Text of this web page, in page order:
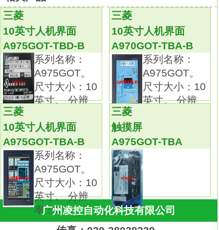
但最多不得超过主CPU所允许的最大I/O点
数A975GOT-TBA-B
A1SJ71PT32-S3可以用在光缆系统中也可
以用在双绞线电缆系统中；
A1SJ71T32-S3只可用在双绞线电缆网络中
10英寸人机界面。
PLC编程的推广应用在我国得到了迅猛的发
展，
它已经大量地应用在各种机械设备和生产过
程的电气控制装置中，
各行各业也涌现出了大批应用PLC改造设备
的成果10英寸人机界面。
了解PLC的工作原理，具备设计、调试和维
护PLC控制系统的能力，
已经成为现代工业对电气技术人员和工科学
生的基本要求。
指令表编程语言是与汇编语言类似的一种助
三菱
10英寸人机界面
A975GOT-TBD-B
系列名称：
A975GOT。
尺寸大小：10
英寸。 分辨
三菱
10英寸人机界面
A970GOT-TBA-B
系列名称：
A975GOT。
尺寸大小：10
英寸。 分辨
三菱
10英寸人机界面
A975GOT-TBA-B
系列名称：
A975GOT。
尺寸大小：10
英寸。 分辨
率：6
三菱
触摸屏
A975GOT-TBA
广州凌控自动化科技有限公司